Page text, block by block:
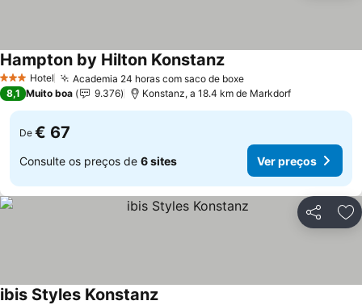
3 EstrelasHotel Academia 24 horas com saco de boxe
Hampton by Hilton Konstanz
8,1 Muito boa 9.376 Konstanz, a 18.4 km de Markdorf
De € 67
Consulte os preços de 6 sites Ver preços
Partilhar
ibis Styles Konstanz